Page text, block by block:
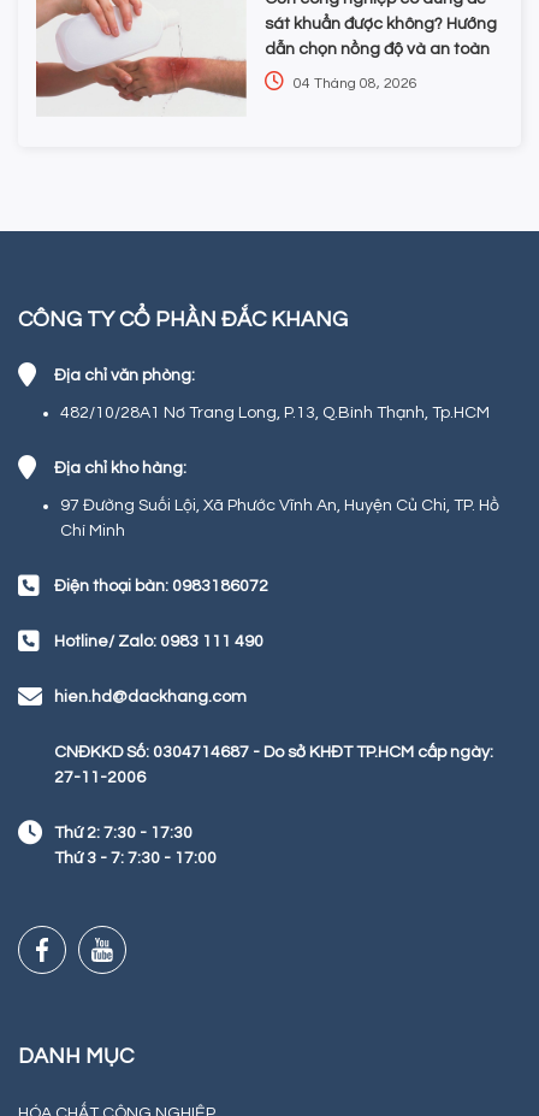
sát khuẩn được không? Hướng
dẫn chọn nồng độ và an toàn
04 Tháng 08, 2026
CÔNG TY CỔ PHẦN ĐẮC KHANG
Địa chỉ văn phòng:
482/10/28A1 Nơ Trang Long, P.13, Q.Bình Thạnh, Tp.HCM
Địa chỉ kho hàng:
97 Đường Suối Lội, Xã Phước Vĩnh An, Huyện Củ Chi, TP. Hồ
Chí Minh
Điện thoại bàn: 0983186072
Hotline/ Zalo: 0983 111 490
hien.hd@dackhang.com
CNĐKKD Số: 0304714687 - Do sở KHĐT TP.HCM cấp ngày:
27-11-2006
Thứ 2: 7:30 - 17:30
Thứ 3 - 7: 7:30 - 17:00
DANH MỤC